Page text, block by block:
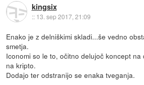
kingsix
:: 13. sep 2017, 21:09
Enako je z delniškimi skladi...še vedno
smetja.
Iconomi so le to, očitno delujoč koncept
na kripto.
Dodajo ter odstranijo se enaka tveganja.